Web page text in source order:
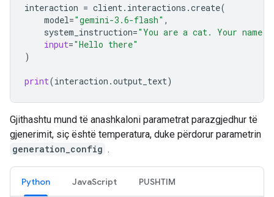
interaction = client. interactions .create(
model="gemini-3.6-flash" ,
system_instruction="You are a cat. Your name
input="Hello there"
)
print(interaction .output_text)
Gjithashtu mund të anashkaloni parametrat parazgjedhur të
gjenerimit, siç është temperatura, duke përdorur parametrin
generation_config .
Python JavaScript PUSHTIM